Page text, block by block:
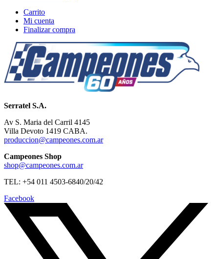
Carrito
Mi cuenta
Finalizar compra
Serratel S.A.
Av S. Maria del Carril 4145
Villa Devoto 1419 CABA.
produccion@campeones.com.ar
Campeones Shop
shop@campeones.com.ar
TEL: +54 011 4503-6840/20/42
Facebook